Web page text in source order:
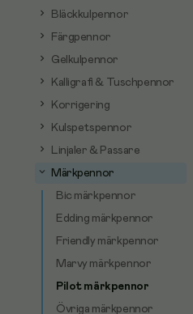
Bläckkulpennor
Färgpennor
Gelkulpennor
Kalligrafi & Tuschpennor
Korrigering
Kulspetspennor
Linjaler & Passare
Märkpennor
Bic märkpennor
Edding märkpennor
Friendly märkpennor
Marvy märkpennor
Pilot märkpennor
Övriga märkpennor